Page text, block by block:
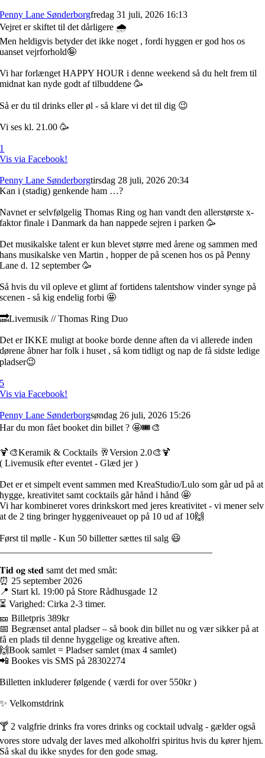
Penny Lane Sønderborgfredag 31 juli, 2026 16:13
Vejret er skiftet til det dårligere 🌧️
Men heldigvis betyder det ikke noget , fordi hyggen er god hos os
uanset vejrforhold🤪
Vi har forlænget HAPPY HOUR i denne weekend så du helt frem til
midnat kan nyde godt af tilbuddene 🥳
Så er du til drinks eller øl - så klare vi det til dig 😉
Vi ses kl. 21.00 🥳
1
Vis via Facebook!
Penny Lane Sønderborgtirsdag 28 juli, 2026 20:34
Kan i (stadig) genkende ham …?
Navnet er selvfølgelig Thomas Ring og han vandt den allerstørste x-
faktor finale i Danmark da han nappede sejren i parken 🥳
Det musikalske talent er kun blevet større med årene og sammen med
hans musikalske ven Martin , hopper de på scenen hos os på Penny
Lane d. 12 september 🥳
Så hvis du vil opleve et glimt af fortidens talentshow vinder synge på
scenen - så kig endelig forbi 🤩
🔜Livemusik // Thomas Ring Duo
Det er IKKE muligt at booke borde denne aften da vi allerede inden
dørene åbner har folk i huset , så kom tidligt og nap de få sidste ledige
pladser😉
5
Vis via Facebook!
Penny Lane Sønderborgsøndag 26 juli, 2026 15:26
Har du mon fået booket din billet ? 🤩🎟️🎨
🍹🎨Keramik & Cocktails 🥂Version 2.0🎨🍹
( Livemusik efter eventet - Glæd jer )
Det er et simpelt event sammen med KreaStudio/Lulo som går ud på at
hygge, kreativitet samt cocktails går hånd i hånd 🤩
Vi har kombineret vores drinkskort med jeres kreativitet - vi mener selv
at de 2 ting bringer hyggeniveauet op på 10 ud af 10🙌
Først til mølle - Kun 50 billetter sættes til salg 😃
𝐓𝐢𝐝 𝐨𝐠 𝐬𝐭𝐞𝐝 samt det med småt:
⏰ 25 september 2026
📍 Start kl. 19:00 på Store Rådhusgade 12
⏳ Varighed: Cirka 2-3 timer.
🎫 Billetpris 389kr
📅 Begrænset antal pladser – så book din billet nu og vær sikker på at
få en plads til denne hyggelige og kreative aften.
🙌Book samlet = Pladser samlet (max 4 samlet)
📲 Bookes vis SMS på 28302274
Billetten inkluderer følgende ( værdi for over 550kr )
✨ Velkomstdrink
🍸 2 valgfrie drinks fra vores drinks og cocktail udvalg - gælder også
vores store udvalg der laves med alkoholfri spiritus hvis du kører hjem.
Så skal du ikke snydes for den gode smag.